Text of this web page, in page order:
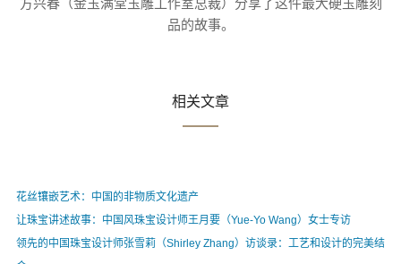
方兴春（金玉满堂玉雕工作室总裁）分享了这件最大硬玉雕刻
品的故事。
相关文章
花丝镶嵌艺术：中国的非物质文化遗产
让珠宝讲述故事：中国风珠宝设计师王月要（Yue-Yo Wang）女士专访
领先的中国珠宝设计师张雪莉（Shirley Zhang）访谈录：工艺和设计的完美结